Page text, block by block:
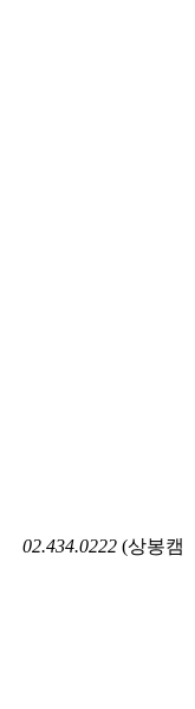
02.434.0222 (상봉캠